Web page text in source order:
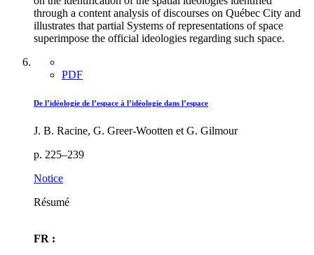
through a content analysis of discourses on Québec City and
illustrates that partial Systems of representations of space
superimpose the official ideologies regarding such space.
PDF
De l’idéologie de l’espace à l’idéologie dans l’espace
J. B. Racine, G. Greer-Wootten et G. Gilmour
p. 225–239
Notice
Résumé
FR :